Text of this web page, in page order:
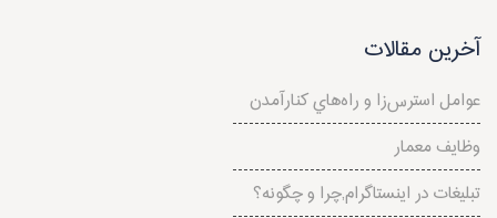
آخرین مقالات
عوامل استرس‌‌زا و راه‌هاي کنارآمدن
وظایف معمار
تبلیغات در اینستاگرام,چرا و چگونه؟